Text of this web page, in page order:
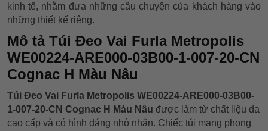
kinh tế, nhằm đưa những câu chuyện của khách hàng vào
những thiết kế riêng.
Mô tả Túi Đeo Vai Furla Metropolis
WE00224-ARE000-03B00-1-007-20-CN
Cognac H Màu Nâu
Túi Đeo Vai Furla Metropolis WE00224-ARE000-03B00-
1-007-20-CN Cognac H Màu Nâu được làm từ chất liệu da
cao cấp và có hình dáng nhỏ nhắn. Chiếc túi mang phong